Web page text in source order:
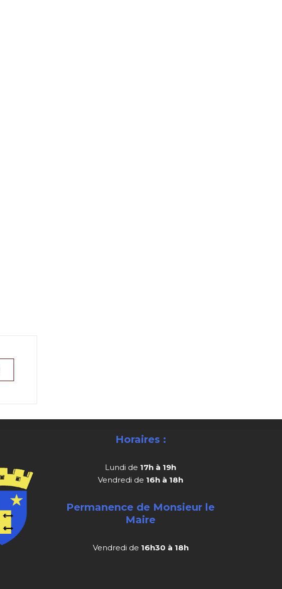
Horaires :
Lundi de 17h à 19h
Vendredi de 16h à 18h
Permanence de Monsieur le
Maire
Vendredi de 16h30 à 18h